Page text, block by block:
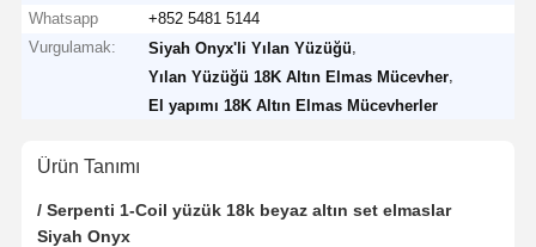
Whatsapp
+852 5481 5144
Vurgulamak:
Siyah Onyx'li Yılan Yüzüğü
Yılan Yüzüğü 18K Altın Elmas Mücevher
El yapımı 18K Altın Elmas Mücevherler
Ürün Tanımı
/ Serpenti 1-Coil yüzük 18k beyaz altın set elmaslar
Siyah Onyx